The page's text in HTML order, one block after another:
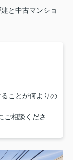
と中古マンショ
ことが何よりの
ご相談くださ